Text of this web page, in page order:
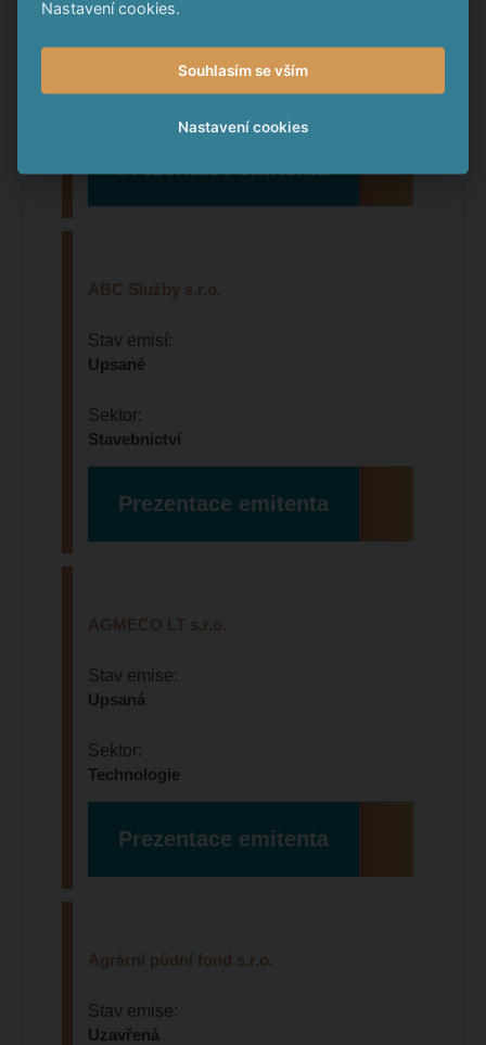
Stav emise:
Prezentace emitenta
ABC Služby s.r.o.
Stav emisí:
Upsané
Sektor:
Stavebnictví
Prezentace emitenta
AGMECO LT s.r.o.
Stav emise:
Upsaná
Sektor:
Technologie
Prezentace emitenta
Agrární půdní fond s.r.o.
Stav emise:
Uzavřená
Nastavení cookies.
Souhlasím se vším
Nastavení cookies